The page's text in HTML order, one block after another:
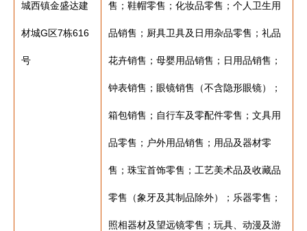
城西镇金盛达建
材城G区7栋616
号
售；鞋帽零售；化妆品零售；个人卫生用
品销售；厨具卫具及日用杂品零售；礼品
花卉销售；母婴用品销售；日用品销售；
钟表销售；眼镜销售（不含隐形眼镜）；
箱包销售；自行车及零配件零售；文具用
品零售；户外用品销售；用品及器材零
售；珠宝首饰零售；工艺美术品及收藏品
零售（象牙及其制品除外）；乐器零售；
照相器材及望远镜零售；玩具、动漫及游